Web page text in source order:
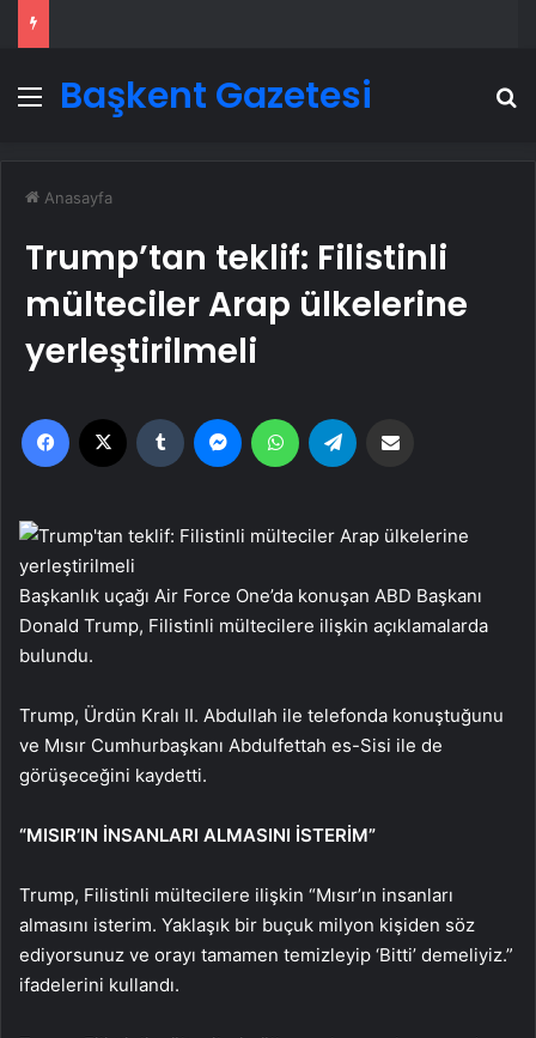
Menü
Başkent Gazetesi
Anasayfa
Trump’tan teklif: Filistinli
mülteciler Arap ülkelerine
yerleştirilmeli
Facebook Tumblr MessengerWhatsApp
Başkanlık uçağı Air Force One’da konuşan ABD Başkanı
Donald Trump, Filistinli mültecilere ilişkin açıklamalarda
bulundu.
Trump, Ürdün Kralı II. Abdullah ile telefonda konuştuğunu
ve Mısır Cumhurbaşkanı Abdulfettah es-Sisi ile de
görüşeceğini kaydetti.
“MISIR’IN İNSANLARI ALMASINI İSTERİM”
Trump, Filistinli mültecilere ilişkin “Mısır’ın insanları
almasını isterim. Yaklaşık bir buçuk milyon kişiden söz
ediyorsunuz ve orayı tamamen temizleyip ‘Bitti’ demeliyiz.”
ifadelerini kullandı.